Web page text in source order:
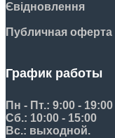
Євідновлення
Публичная оферта
График работы
Пн - Пт.: 9:00 - 19:00
Сб.: 10:00 - 15:00
Вс.: выходной.